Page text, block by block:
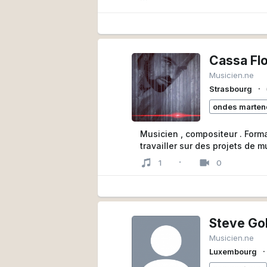
partout avec mon Studio
concerts, podcasts,
- Copiste : Ecriture de
- Contactez-moi pour
les différentes étapes de
de 15 années dans la
Gabriel
Cassa
Musicien.ne
Strasbourg
∙
ondes
Musicien , compositeur .
travailler sur des projets de
1 · 0
Steve
Musicien.ne
Luxembourg
∙